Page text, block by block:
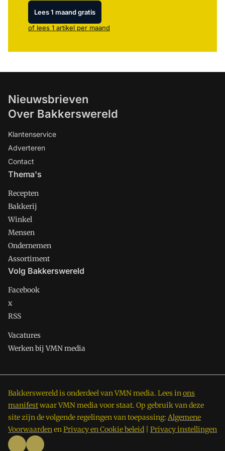
Lees 1 maand gratis
of lees 1 artikel per maand
Nieuwsbrieven
Over Bakkerswereld
Klantenservice
Adverteren
Contact
Thema's
Recepten
Bakkerij
Winkel
Mensen
Ondernemen
Assortiment
Volg Bakkerswereld
Facebook
x
RSS
Vacatures
Werken bij VMN media
Bakkerswereld is onderdeel van VMN media. Lees inons
manifestwaar VMN media voor staat. Op gebruik van deze
site zijn de volgende regelingen van toepassing: Algemene
VoorwaardenenPrivacy en Cookie beleid Privacy instellingen